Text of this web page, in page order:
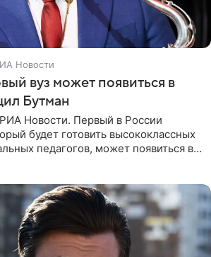
Новости
вуз может появиться в
Бутман
Новости. Первый в России
будет готовить высококлассных
педагогов, может появиться в